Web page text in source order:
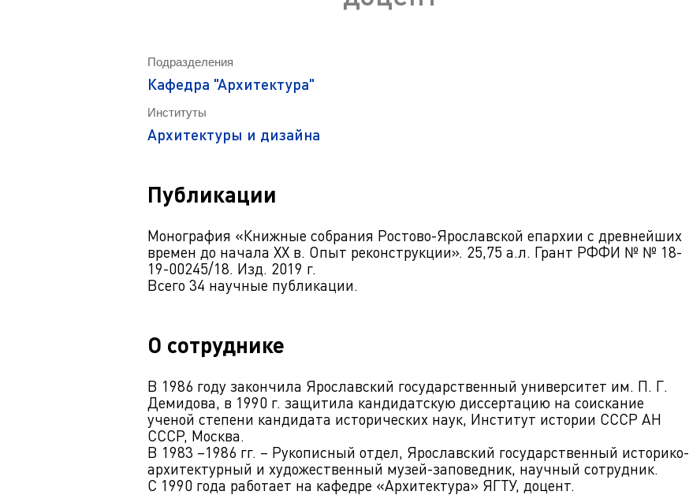
Профком студентов
Расписание занятий
Подразделения
Кафедра "Архитектура"
Институты
Архитектуры и дизайна
Публикации
Монография «Книжные собрания Ростово-Ярославской епархии с древнейших
времен до начала XX в. Опыт реконструкции». 25,75 а.л. Грант РФФИ № № 18-
19-00245/18. Изд. 2019 г.
Всего 34 научные публикации.
О сотруднике
В 1986 году закончила Ярославский государственный университет им. П. Г.
Демидова, в 1990 г. защитила кандидатскую диссертацию на соискание
ученой степени кандидата исторических наук, Институт истории СССР АН
СССР, Москва.
В 1983 –1986 гг. – Рукописный отдел, Ярославский государственный историко-
архитектурный и художественный музей-заповедник, научный сотрудник.
С 1990 года работает на кафедре «Архитектура» ЯГТУ, доцент.